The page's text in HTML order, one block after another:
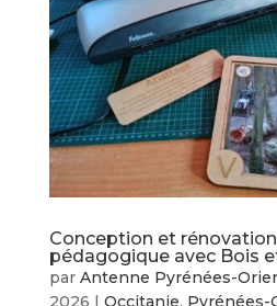
Conception et rénovation
pédagogique avec Bois
par Antenne Pyrénées-
2026
Occitanie, Pyrénées-